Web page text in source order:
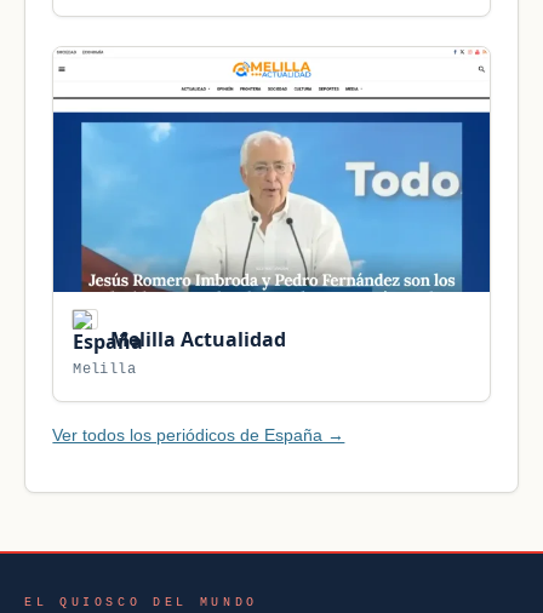
Melilla Actualidad
Melilla
Ver todos los periódicos de España →
EL QUIOSCO DEL MUNDO